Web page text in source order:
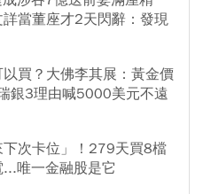
當董座才2天閃辭：發現
買？大佛李其展：黃金價
銀3理由喊5000美元不遠
次卡位」！279天買8檔
唯一金融股是它